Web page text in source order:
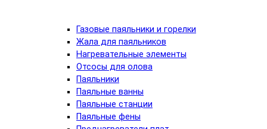
Газовые паяльники и горелки
Жала для паяльников
Нагревательные элементы
Отсосы для олова
Паяльники
Паяльные ванны
Паяльные станции
Паяльные фены